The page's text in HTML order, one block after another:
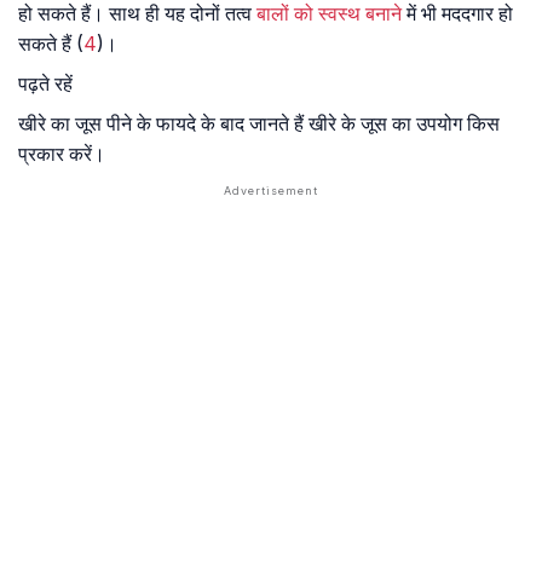
हो सकते हैं। साथ ही यह दोनों तत्वबालों को स्वस्थ बनानेमें भी मददगार हो
सकते हैं (4)।
पढ़ते रहें
खीरे का जूस पीने के फायदे के बाद जानते हैं खीरे के जूस का उपयोग किस
प्रकार करें।